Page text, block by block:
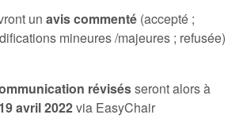
un avis commenté (accepté ;
mineures /majeures ; refusée)
révisésseront alors à
19 avril 2022via EasyChair